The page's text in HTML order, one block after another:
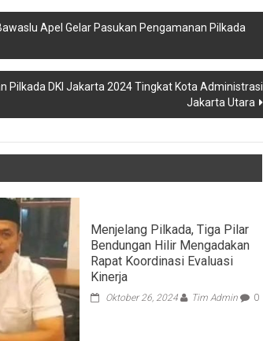
Apel Gelar Pasukan Pengamanan Pilkada
Pilkada DKI Jakarta 2024 Tingkat Kota Administrasi
Jakarta Utara
Menjelang Pilkada, Tiga Pilar
Bendungan Hilir Mengadakan
Rapat Koordinasi Evaluasi
Kinerja
Oktober 26, 2024 Tim Admin 0